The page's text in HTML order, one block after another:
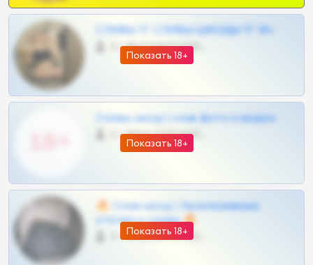
Показать 18+
СЛИВЫ ТГ СЛИВЫ ШКОДЫ ТГ 18+
0 •
Показать 18+
Сливы шкод | слив фото и видео
0 •
Показать 18+
🔥 Слив шкод | Эксклюзивные
утечки и сливы 🔥
0 •